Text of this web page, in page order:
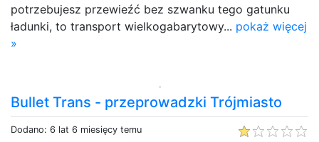
potrzebujesz przewieźć bez szwanku tego gatunku
ładunki, to transport wielkogabarytowy... pokaż więcej
»
Bullet Trans - przeprowadzki Trójmiasto
Dodano: 6 lat 6 miesięcy temu